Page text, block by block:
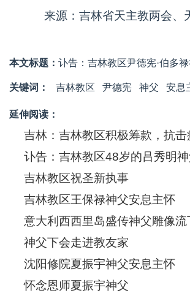
来源：吉林省天主教两会、
本文标题： 讣告：吉林教区尹德宪·伯多
关键词： 吉林教区 尹德宪 神父 安息
延伸阅读：
讣告：吉林教区48岁的吕秀明
吉林教区祝圣新执事
吉林教区王保禄神父安息主怀
意大利西西里岛盛传神父雕像流
神父下会走进教友家
沈阳修院夏振宇神父安息主怀
怀念恩师夏振宇神父